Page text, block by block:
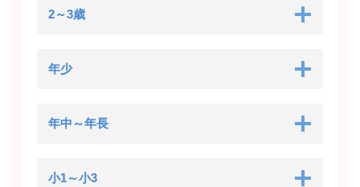
2～3歳
年少
年中～年長
小1～小3